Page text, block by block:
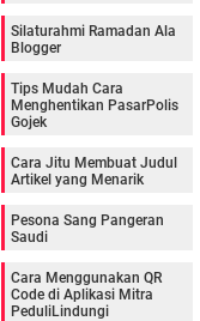
Silaturahmi Ramadan Ala
Blogger
Tips Mudah Cara
Menghentikan PasarPolis
Gojek
Cara Jitu Membuat Judul
Artikel yang Menarik
Pesona Sang Pangeran
Saudi
Cara Menggunakan QR
Code di Aplikasi Mitra
PeduliLindungi